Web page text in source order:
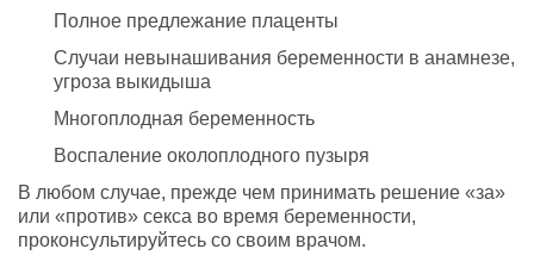
Полное предлежание плаценты
Случаи невынашивания беременности в анамнезе,
угроза выкидыша
Многоплодная беременность
Воспаление околоплодного пузыря
В любом случае, прежде чем принимать решение «за»
или «против» секса во время беременности,
проконсультируйтесь со своим врачом.